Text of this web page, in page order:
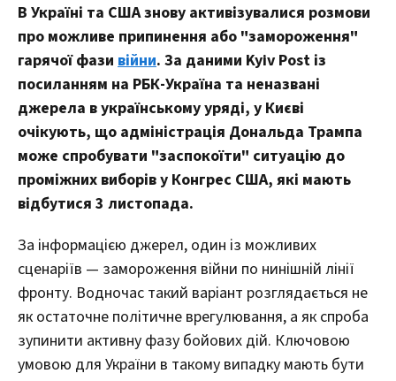
В Україні та США знову активізувалися розмови
про можливе припинення або "замороження"
гарячої фази війни. За даними Kyiv Post із
посиланням на РБК-Україна та неназвані
джерела в українському уряді, у Києві
очікують, що адміністрація Дональда Трампа
може спробувати "заспокоїти" ситуацію до
проміжних виборів у Конгрес США, які мають
відбутися 3 листопада.
За інформацією джерел, один із можливих
сценаріїв — замороження війни по нинішній лінії
фронту. Водночас такий варіант розглядається не
як остаточне політичне врегулювання, а як спроба
зупинити активну фазу бойових дій. Ключовою
умовою для України в такому випадку мають бути